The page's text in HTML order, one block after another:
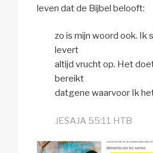
leven dat de Bijbel belooft:
zo is mijn woord ook. Ik
levert
altijd vrucht op. Het
bereikt
datgene waarvoor Ik
JESAJA 55:11 HTB